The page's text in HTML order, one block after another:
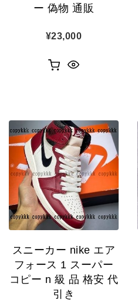
ー 偽物 通販
¥23,000
スニーカー nike エア
フォース 1 スーパー
コピー n 級 品 格安 代
引き